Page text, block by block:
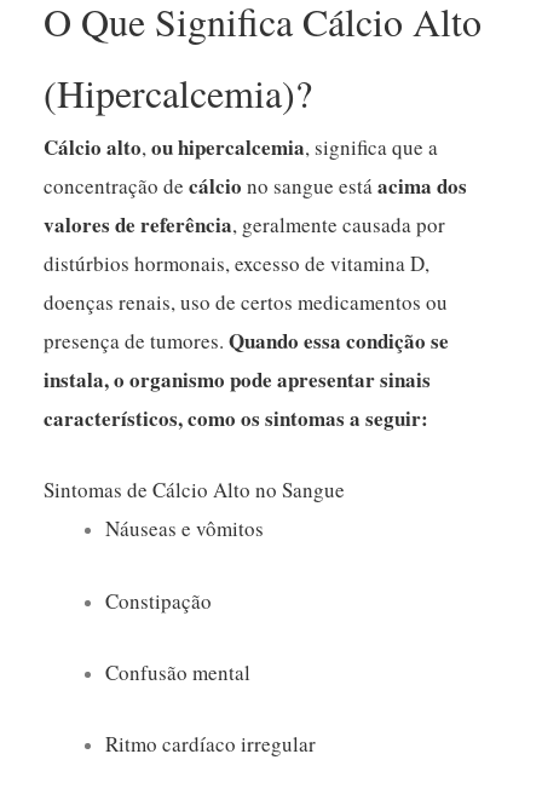
O Que Significa Cálcio Alto
(Hipercalcemia)?
Cálcio alto,ou hipercalcemia, significa que a
concentração decálcio no sangue estáacima dos
valores de referência, geralmente causada por
distúrbios hormonais, excesso de vitamina D,
doenças renais, uso de certos medicamentos ou
presença de tumores.Quando essa condição se
instala, o organismo pode apresentar sinais
característicos, como os sintomas a seguir:
Sintomas de Cálcio Alto no Sangue
Náuseas e vômitos
Constipação
Confusão mental
Ritmo cardíaco irregular